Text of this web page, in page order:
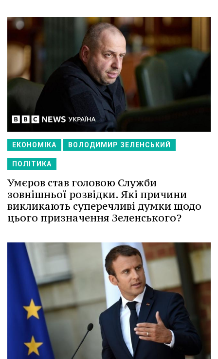
ЕКОНОМІКА ВОЛОДИМИР ЗЕЛЕНСЬКИЙ
ПОЛІТИКА
Умєров став головою Служби
зовнішньої розвідки. Які причини
викликають суперечливі думки щодо
цього призначення Зеленського?